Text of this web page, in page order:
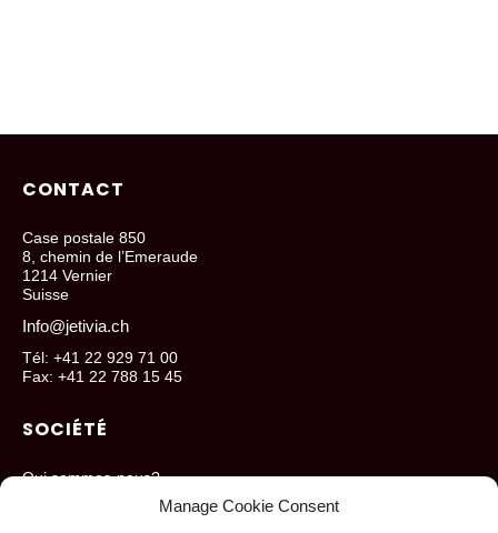
Manage Cookie Consent
SOCIÉTÉ
Qui sommes-nous?
CONTACT
Case postale 850
8, chemin de l’Emeraude
1214 Vernier
Suisse
Info@jetivia.ch
Tél: +41 22 929 71 00
Fax: +41 22 788 15 45